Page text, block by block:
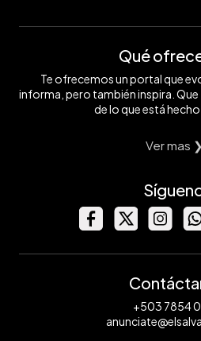
Qué
Te ofrecemos un portal que
informa, pero también inspira.
de lo que está hecho
Ver mas ❯
+503 7854